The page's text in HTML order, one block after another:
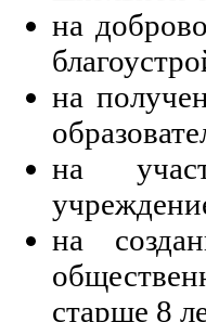
на
на
на
на
старше 8